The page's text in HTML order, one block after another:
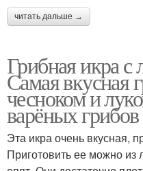
читать дальше →
Грибная икра
Самая вкусная
чесноком и
варёных грибов
Эта икра очень вкусная,
Приготовить ее можно